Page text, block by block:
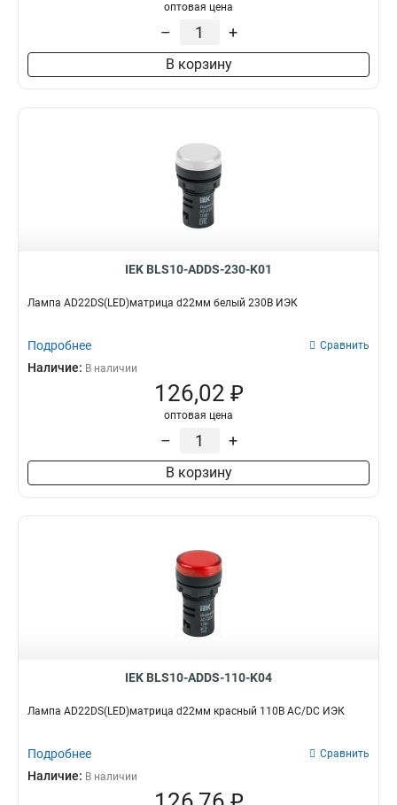
оптовая цена
– +
В корзину
IEK BLS10-ADDS-230-K01
Лампа AD22DS(LED)матрица d22мм белый 230В ИЭК
Подробнее Сравнить
Наличие: В наличии
126,02 ₽
оптовая цена
– +
В корзину
IEK BLS10-ADDS-110-K04
Лампа AD22DS(LED)матрица d22мм красный 110В AC/DC ИЭК
Подробнее Сравнить
Наличие: В наличии